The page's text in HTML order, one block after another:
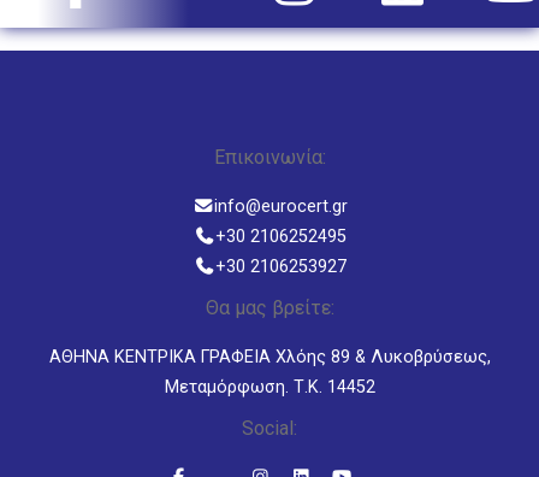
Επικοινωνία:
info@eurocert.gr
+30 2106252495
+30 2106253927
Θα μας βρείτε:
ΑΘΗΝΑ ΚΕΝΤΡΙΚΑ ΓΡΑΦΕΙΑ Χλόης 89 & Λυκοβρύσεως,
Μεταμόρφωση. Τ.Κ. 14452
Social: